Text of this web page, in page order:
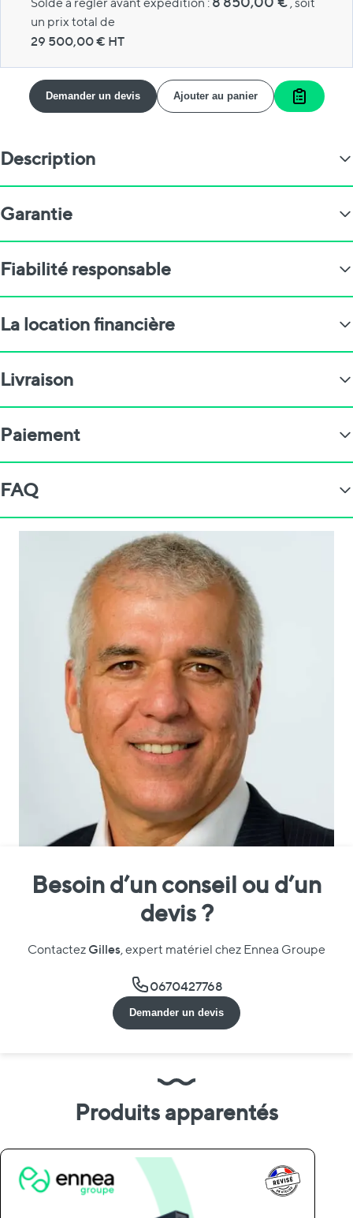
un prix total de
29 500,00€ HT
Demander un devis Ajouter au panier
Ajouter
Description
Garantie
Fiabilité responsable
La location financière
Livraison
Paiement
FAQ
Besoin d’un conseil ou d’un
devis ?
Contactez Gilles, expert matériel chez Ennea Groupe
0670427768
Demander un devis
Produits apparentés